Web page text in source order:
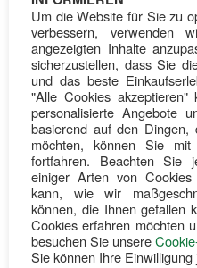
Account Number:
Donate with M-
Pay Bill Number:
Account Number:
Um die Website für Sie zu
verbessern, verwenden
angezeigten Inhalte
sicherzustellen, dass Sie
und das beste
"Alle Cookies
personalisierte Angebote
basierend auf den
möchten, können Sie
fortfahren. Beachten Sie
einiger Arten von
kann, wie wir
können, die Ihnen gefallen
Cookies erfahren möchten
besuchen Sie unsere
Sie können Ihre